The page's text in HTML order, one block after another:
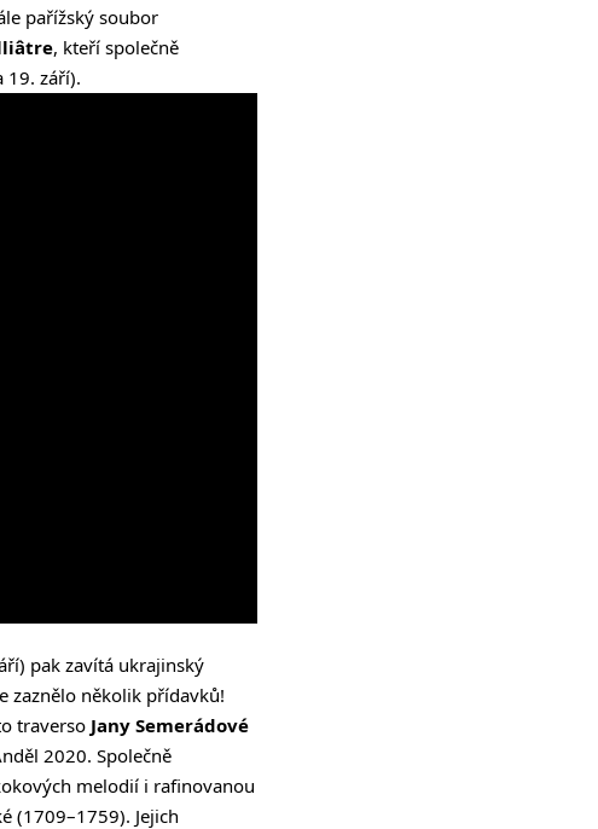
pařížský soubor
, kteří společně
19. září).
pak zavítá ukrajinský
zaznělo několik přídavků!
traverso Jany Semerádové
2020. Společně
melodií i rafinovanou
(1709–1759). Jejich